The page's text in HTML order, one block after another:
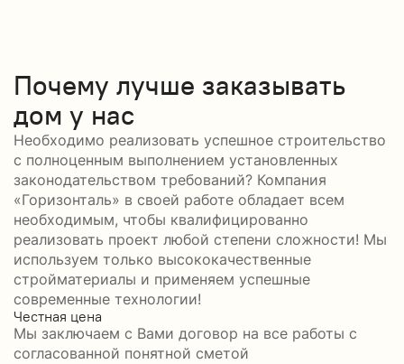
Почему лучше заказывать
дом у нас
Необходимо реализовать успешное строительство
с полноценным выполнением установленных
законодательством требований? Компания
«Горизонталь» в своей работе обладает всем
необходимым, чтобы квалифицированно
реализовать проект любой степени сложности! Мы
используем только высококачественные
стройматериалы и применяем успешные
современные технологии!
Честная цена
Мы заключаем с Вами договор на все работы с
согласованной понятной сметой